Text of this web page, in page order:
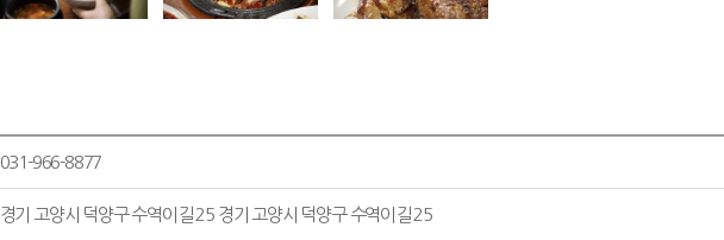
031-966-8877
경기 고양시 덕양구 수역이길 25 경기 고양시 덕양구 수역이길 25